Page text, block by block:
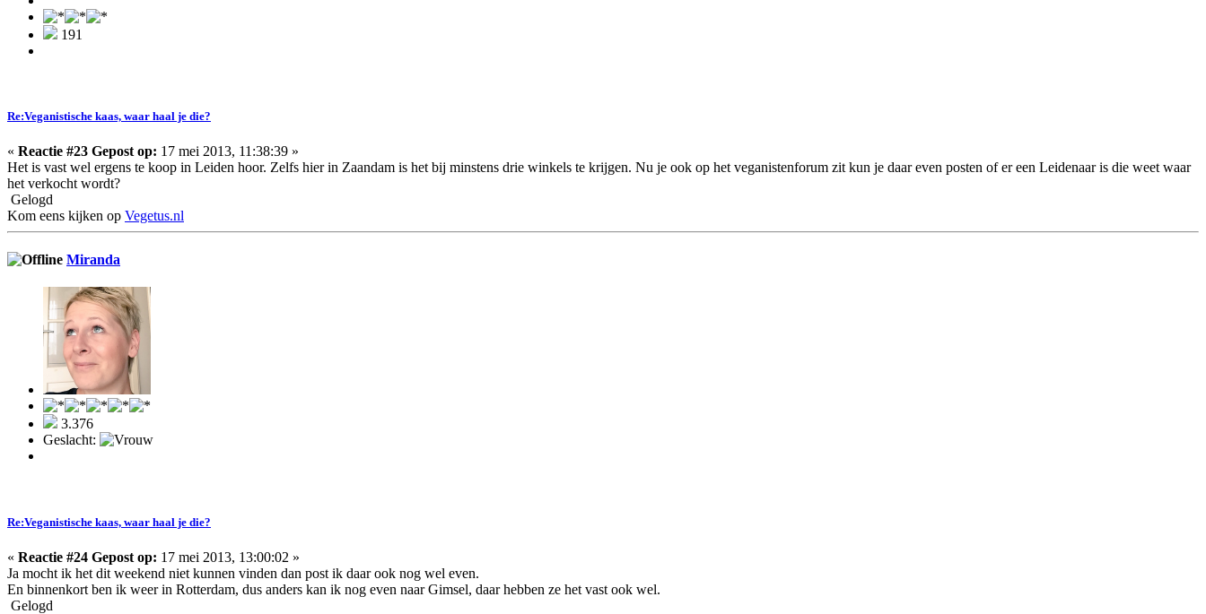
191
Re:Veganistische kaas, waar haal je die?
« Reactie #23 Gepost op: 17 mei 2013, 11:38:39 »
Het is vast wel ergens te koop in Leiden hoor. Zelfs hier in Zaandam is het bij minstens drie winkels te krijgen. Nu je ook op het veganistenforum zit kun je daar even posten of er een Leidenaar is die weet waar
het verkocht wordt?
Gelogd
Kom eens kijken op Vegetus.nl
Miranda
3.376
Geslacht:
Re:Veganistische kaas, waar haal je die?
« Reactie #24 Gepost op: 17 mei 2013, 13:00:02 »
Ja mocht ik het dit weekend niet kunnen vinden dan post ik daar ook nog wel even.
En binnenkort ben ik weer in Rotterdam, dus anders kan ik nog even naar Gimsel, daar hebben ze het vast ook wel.
Gelogd